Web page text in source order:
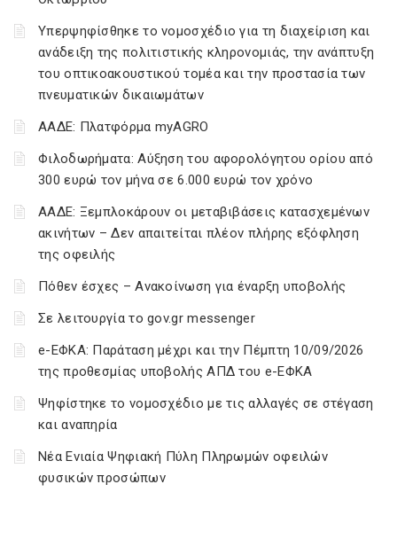
Υπερψηφίσθηκε το νομοσχέδιο για τη διαχείριση και
ανάδειξη της πολιτιστικής κληρονομιάς, την ανάπτυξη
του οπτικοακουστικού τομέα και την προστασία των
πνευματικών δικαιωμάτων
ΑΑΔΕ: Πλατφόρμα myAGRO
Φιλοδωρήματα: Αύξηση του αφορολόγητου ορίου από
300 ευρώ τον μήνα σε 6.000 ευρώ τον χρόνο
ΑΑΔΕ: Ξεμπλοκάρουν οι μεταβιβάσεις κατασχεμένων
ακινήτων – Δεν απαιτείται πλέον πλήρης εξόφληση
της οφειλής
Πόθεν έσχες – Ανακοίνωση για έναρξη υποβολής
Σε λειτουργία το gov.gr messenger
e-ΕΦΚΑ: Παράταση μέχρι και την Πέμπτη 10/09/2026
της προθεσμίας υποβολής ΑΠΔ του e-ΕΦΚΑ
Ψηφίστηκε το νομοσχέδιο με τις αλλαγές σε στέγαση
και αναπηρία
Νέα Ενιαία Ψηφιακή Πύλη Πληρωμών οφειλών
φυσικών προσώπων